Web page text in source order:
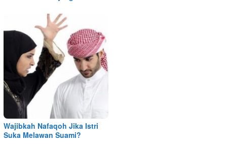
Wajibkah Nafaqoh Jika Istri
Suka Melawan Suami?